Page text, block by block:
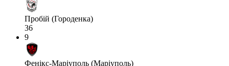
Пробій (Городенка)
36
9
Фенікс-Маріуполь (Маріуполь)